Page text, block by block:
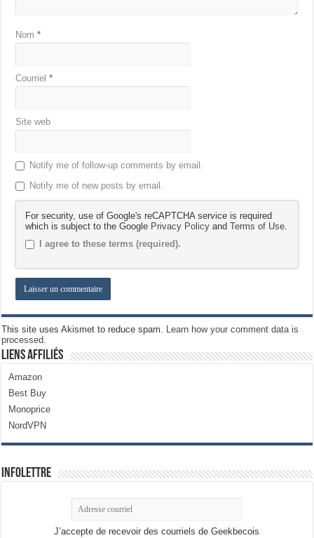
Nom*
Courriel*
Site web
Notify me of follow-up comments by email.
Notify me of new posts by email.
For security, use of Google's reCAPTCHA service is required
which is subject to the Google Privacy Policy andTerms of Use.
I agree to these terms (required).
This site uses Akismet to reduce spam. Learn how your comment data is
processed.
Liens Affiliés
Amazon
Best Buy
Monoprice
NordVPN
Infolettre
J’accepte de recevoir des courriels de Geekbecois